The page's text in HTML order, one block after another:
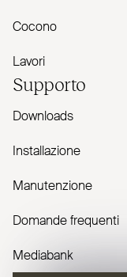
Cocono
Lavori
Supporto
Downloads
Installazione
Manutenzione
Domande frequenti
Mediabank